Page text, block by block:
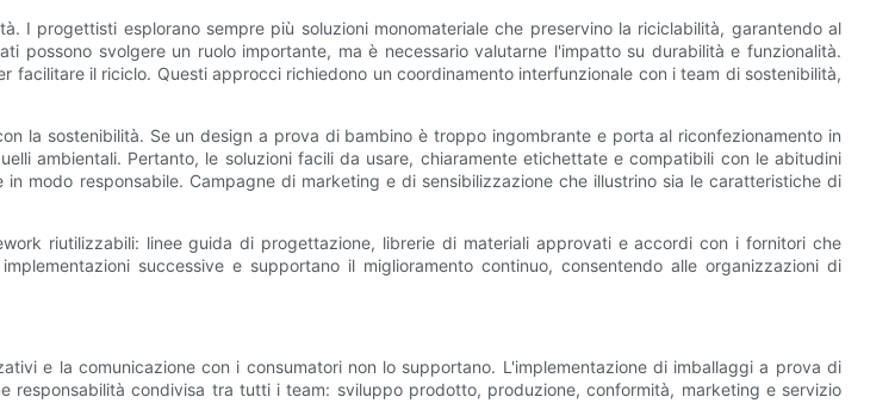
I ​​progettisti esplorano sempre più soluzioni monomateriale che preservino la riciclabilità, garantendo al
possono svolgere un ruolo importante, ma è necessario valutarne l'impatto su durabilità e funzionalità.
il riciclo. Questi approcci richiedono un coordinamento interfunzionale con i team di sostenibilità,
la sostenibilità. Se un design a prova di bambino è troppo ingombrante e porta al riconfezionamento in
ambientali. Pertanto, le soluzioni facili da usare, chiaramente etichettate e compatibili con le abitudini
modo responsabile. Campagne di marketing e di sensibilizzazione che illustrino sia le caratteristiche di
riutilizzabili: linee guida di progettazione, librerie di materiali approvati e accordi con i fornitori che
successive e supportano il miglioramento continuo, consentendo alle organizzazioni di
e la comunicazione con i consumatori non lo supportano. L'implementazione di imballaggi a prova di
condivisa tra tutti i team: sviluppo prodotto, produzione, conformità, marketing e servizio